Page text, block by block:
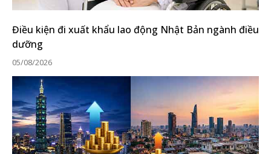
Điều kiện đi xuất khẩu lao động Nhật Bản ngành điều
dưỡng
05/08/2026